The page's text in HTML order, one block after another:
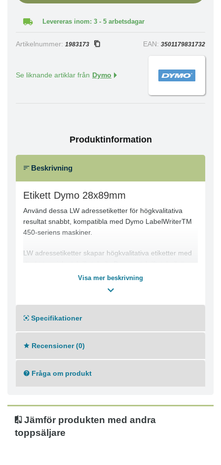
Levereras inom: 3 - 5 arbetsdagar
Artikelnummer: 1983173 EAN: 3501179831732
Se liknande artiklar från Dymo
Produktinformation
Beskrivning
Etikett Dymo 28x89mm
Använd dessa LW adressetiketter för högkvalitativa
resultat snabbt, kompatibla med Dymo LabelWriterTM
450-seriens maskiner.
LW adressetiketter skapar högkvalitativa etiketter med
snabb och effektiv. LW adressetiketterna är förpackade
för användning hemma och på kontoret och skapar
enkla lättlästa adressetiketter.
Förpackade i rullar
För användning hemma och på kontoret
Snabb och effektiv
Visa mer beskrivning
Specifikationer
Recensioner (0)
Fråga om produkt
Jämför produkten med andra
toppsäljare